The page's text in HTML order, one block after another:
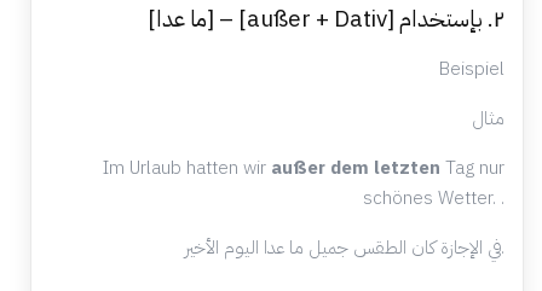
٢. بإستخدام [außer + Dativ] – [ما عدا]
Beispiel
مثال
Im Urlaub hatten wir außer dem letzten Tag nur
schönes Wetter. .
في الإجازة كان الطقس جميل ما عدا اليوم الأخير.